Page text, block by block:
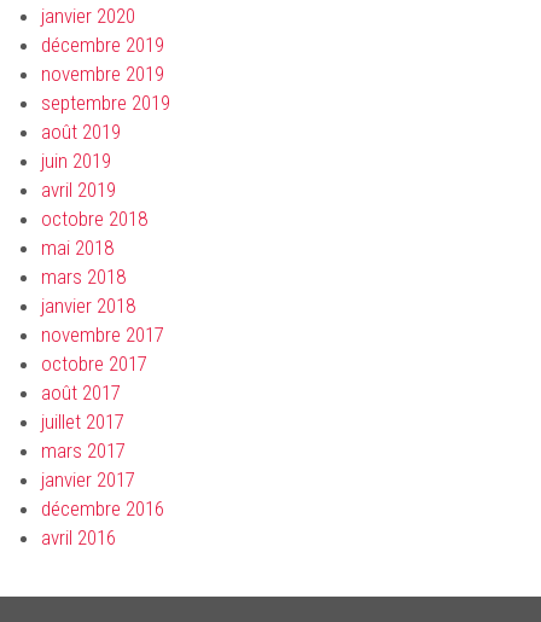
janvier 2020
décembre 2019
novembre 2019
septembre 2019
août 2019
juin 2019
avril 2019
octobre 2018
mai 2018
mars 2018
janvier 2018
novembre 2017
octobre 2017
août 2017
juillet 2017
mars 2017
janvier 2017
décembre 2016
avril 2016